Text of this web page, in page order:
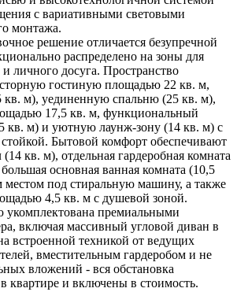
с вариативными световыми
монтажа.
решение отличается безупречной
распределено на зоны для
личного досуга. Пространство
гостиную площадью 22 кв. м,
кв. м), уединенную спальню (25 кв. м),
17,5 кв. м, функциональный
кв. м) и уютную лаунж-зону (14 кв. м) с
Бытовой комфорт обеспечивают
кв. м), отдельная гардеробная комната
основная ванная комната (10,5
под стиральную машину, а также
4,5 кв. м с душевой зоной.
укомплектована премиальными
включая массивный угловой диван в
встроенной техникой от ведущих
вместительным гардеробом и не
вложений - вся обстановка
квартире и включены в стоимость.